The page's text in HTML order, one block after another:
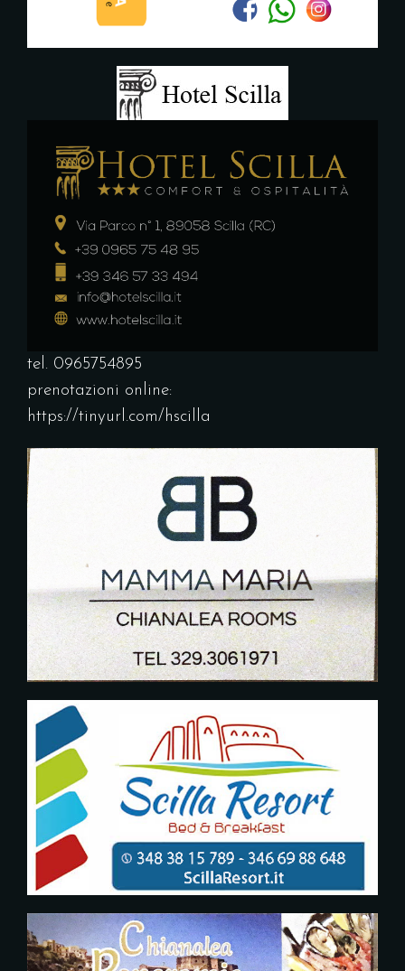
tel. 0965754895
prenotazioni online:
https://tinyurl.com/hscilla